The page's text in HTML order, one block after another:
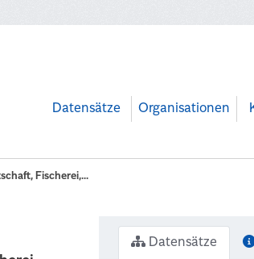
Datensätze Organisationen
Fischerei,...
Datensätze